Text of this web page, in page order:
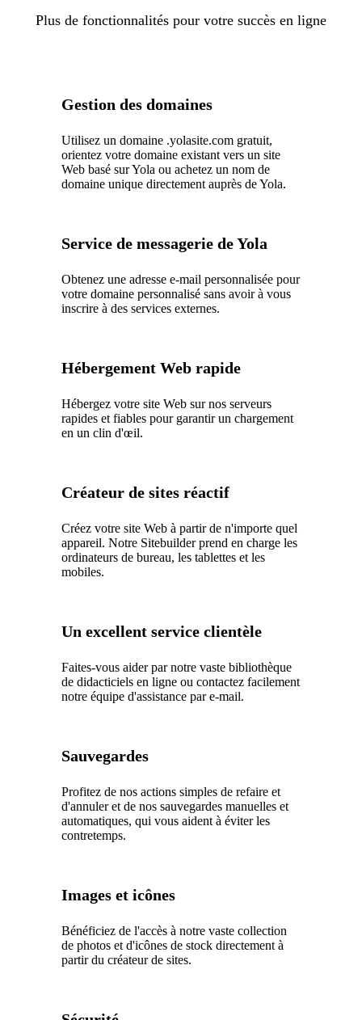
Plus de fonctionnalités pour votre succès en ligne
Gestion des domaines
Utilisez un domaine .yolasite.com gratuit,
orientez votre domaine existant vers un site
Web basé sur Yola ou achetez un nom de
domaine unique directement auprès de Yola.
Service de messagerie de Yola
Obtenez une adresse e-mail personnalisée pour
votre domaine personnalisé sans avoir à vous
inscrire à des services externes.
Hébergement Web rapide
Hébergez votre site Web sur nos serveurs
rapides et fiables pour garantir un chargement
en un clin d'œil.
Créateur de sites réactif
Créez votre site Web à partir de n'importe quel
appareil. Notre Sitebuilder prend en charge les
ordinateurs de bureau, les tablettes et les
mobiles.
Un excellent service clientèle
Faites-vous aider par notre vaste bibliothèque
de didacticiels en ligne ou contactez facilement
notre équipe d'assistance par e-mail.
Sauvegardes
Profitez de nos actions simples de refaire et
d'annuler et de nos sauvegardes manuelles et
automatiques, qui vous aident à éviter les
contretemps.
Images et icônes
Bénéficiez de l'accès à notre vaste collection
de photos et d'icônes de stock directement à
partir du créateur de sites.